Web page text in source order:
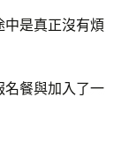
中是真正沒有煩
名餐與加入了一